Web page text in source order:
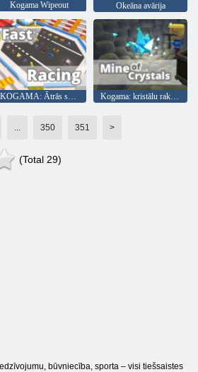
Kogama Wipeout Okeāna avārija
KOGAMA: Ātrās sacīkstes
350 351 >
(Total 29)
būvniecība, sporta – visi tiešsaistes